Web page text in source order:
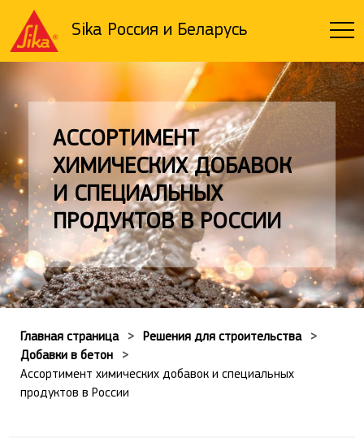
Sika Россия и Беларусь
АССОРТИМЕНТ
ХИМИЧЕСКИХ ДОБАВОК
И СПЕЦИАЛЬНЫХ
ПРОДУКТОВ В РОССИИ
Главная страница
Решения для строительства
Добавки в бетон
Ассортимент химических добавок и специальных
продуктов в России